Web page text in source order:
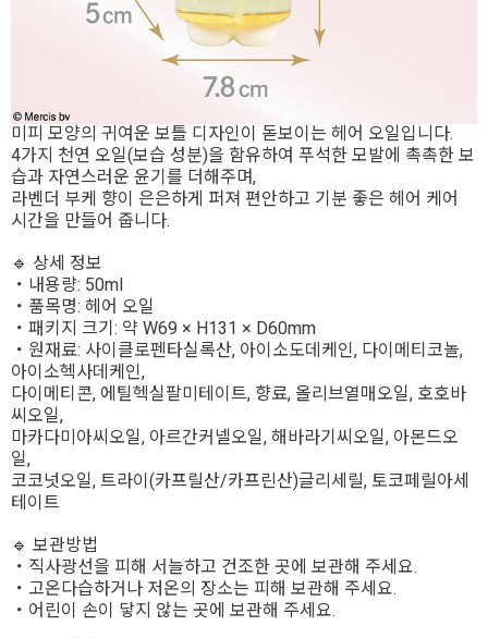
미피 모양의 귀여운 보틀 디자인이 돋보이는 헤어 오일입니다.
4가지 천연 오일(보습 성분)을 함유하여 푸석한 모발에 촉촉한 보
습과 자연스러운 윤기를 더해주며,
라벤더 부케 향이 은은하게 퍼져 편안하고 기분 좋은 헤어 케어
시간을 만들어 줍니다.
🔹 상세 정보
・내용량: 50ml
・품목명: 헤어 오일
・패키지 크기: 약 W69 × H131 × D60mm
・원재료: 사이클로펜타실록산, 아이소도데케인, 다이메티코놀,
아이소헥사데케인,
다이메티콘, 에틸헥실팔미테이트, 향료, 올리브열매오일, 호호바
씨오일,
마카다미아씨오일, 아르간커넬오일, 해바라기씨오일, 아몬드오
일,
코코넛오일, 트라이(카프릴산/카프린산)글리세릴, 토코페릴아세
테이트
🔹 보관방법
・직사광선을 피해 서늘하고 건조한 곳에 보관해 주세요.
・고온다습하거나 저온의 장소는 피해 보관해 주세요.
・어린이 손이 닿지 않는 곳에 보관해 주세요.